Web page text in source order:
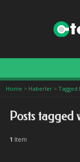
Home > Haberler > Tagged
Posts tagged
1 Item